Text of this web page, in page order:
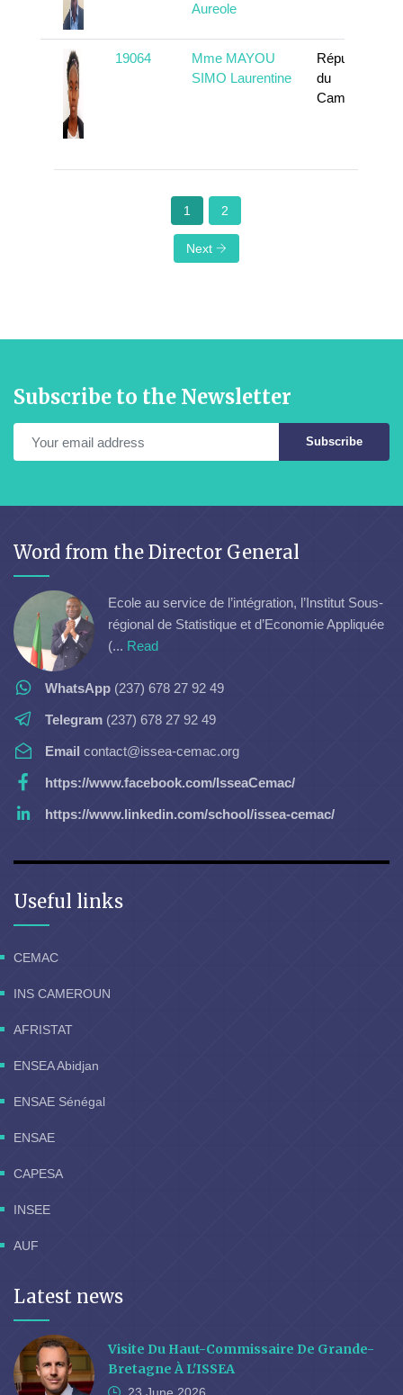
Aureole
19064
Mme MAYOU
SIMO Laurentine
République
du
Cameroun
1 2
Next
Subscribe to the Newsletter
Subscribe
Word from the Director General
Ecole au service de l’intégration, l’Institut Sous-
régional de Statistique et d’Economie Appliquée
(... Read
WhatsApp (237) 678 27 92 49
Telegram (237) 678 27 92 49
Email contact@issea-cemac.org
https://www.facebook.com/IsseaCemac/
https://www.linkedin.com/school/issea-cemac/
Useful links
CEMAC
INS CAMEROUN
AFRISTAT
ENSEA Abidjan
ENSAE Sénégal
ENSAE
CAPESA
INSEE
AUF
Latest news
Visite Du Haut-Commissaire De Grande-
Bretagne À L'ISSEA